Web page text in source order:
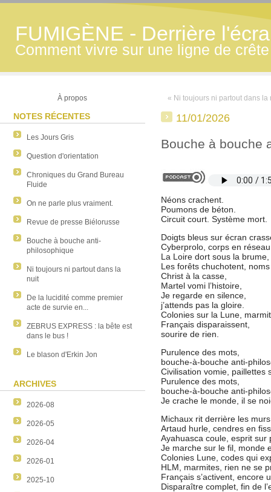
FUMIGÈNE - Derrière
Comment vivre sur une ligne de crête
À propos
NOTES RÉCENTES
Les Jours Gris
Question d'orientation
Chroniques du Grand Bureau
Fluide
On ne parle plus vraiment.
Revue de presse Biélorusse
Bouche à bouche anti-
philosophique
Ni toujours ni partout dans la
nuit
De la lucidité comme premier
acte de survie en...
ZEBRUS EXPRESS : la bête est
dans le bus !
Le blason d'Erkin Jon
ARCHIVES
2026-08
2026-05
2026-04
2026-01
2025-10
« Ni toujours ni partout dans la
11/01/2026
Bouche à bouche
Néons crachent.
Poumons de béton.
Circuit court. Système mort.
Doigts bleus sur écran
Cyberprolo, corps en
La Loire dort sous la brume,
Les forêts chuchotent, noms
Christ à la casse,
Martel vomi l’histoire,
Je regarde en silence,
j’attends pas la gloire.
Colonies sur la Lune,
Français disparaissent,
sourire de rien.
Purulence des mots,
bouche-à-bouche anti-
Civilisation vomie, paillettes
Purulence des mots,
bouche-à-bouche anti-
Je crache le monde, il se
Michaux rit derrière les
Artaud hurle, cendres en
Ayahuasca coule, esprit sur
Je marche sur le fil, monde
Colonies Lune, codes qui
HLM, marmites, rien ne se
Français s’activent, encore
Disparaître complet, fin de